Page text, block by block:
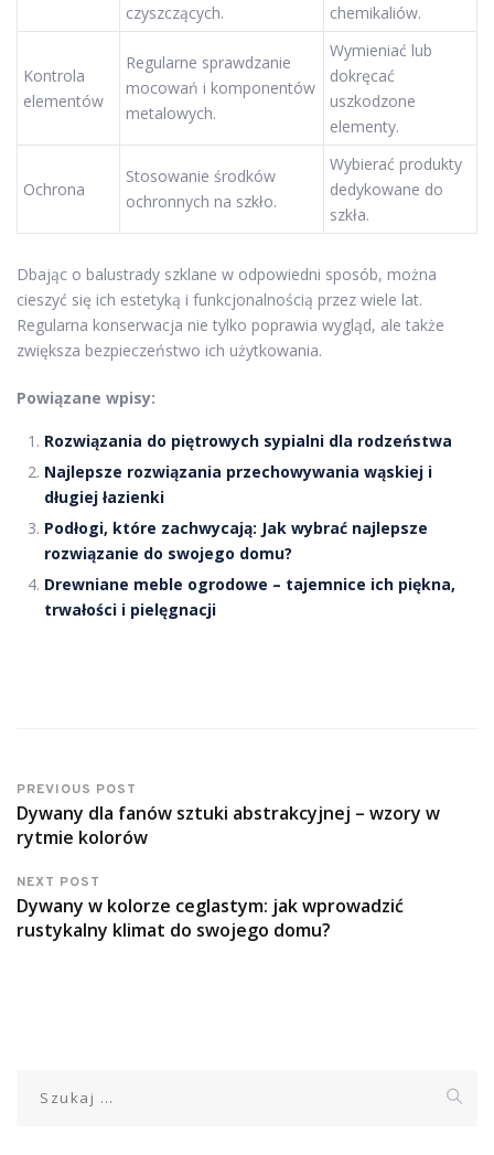
czyszczących. chemikaliów.
Kontrola
elementów
Regularne sprawdzanie
mocowań i komponentów
metalowych.
Wymieniać lub
dokręcać
uszkodzone
elementy.
Ochrona
Stosowanie środków
ochronnych na szkło.
Wybierać produkty
dedykowane do
szkła.
Dbając o balustrady szklane w odpowiedni sposób, można
cieszyć się ich estetyką i funkcjonalnością przez wiele lat.
Regularna konserwacja nie tylko poprawia wygląd, ale także
zwiększa bezpieczeństwo ich użytkowania.
Powiązane wpisy:
Rozwiązania do piętrowych sypialni dla rodzeństwa
Najlepsze rozwiązania przechowywania wąskiej i
długiej łazienki
Podłogi, które zachwycają: Jak wybrać najlepsze
rozwiązanie do swojego domu?
Drewniane meble ogrodowe – tajemnice ich piękna,
trwałości i pielęgnacji
PREVIOUS POST
Dywany dla fanów sztuki abstrakcyjnej – wzory w
rytmie kolorów
NEXT POST
Dywany w kolorze ceglastym: jak wprowadzić
rustykalny klimat do swojego domu?